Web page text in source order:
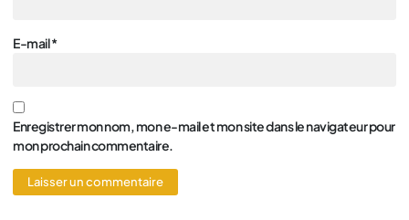
E-mail*
Enregistrer mon nom, mon e-mail et mon site dans le navigateur pour
mon prochain commentaire.